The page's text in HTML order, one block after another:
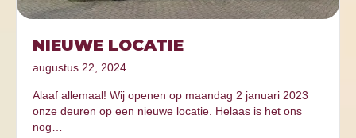
NIEUWE LOCATIE
augustus 22, 2024
Alaaf allemaal! Wij openen op maandag 2 januari 2023
onze deuren op een nieuwe locatie. Helaas is het ons
nog…